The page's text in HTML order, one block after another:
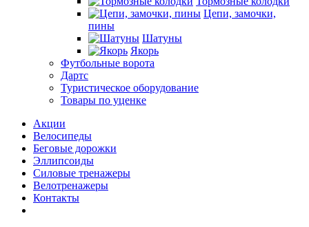
Цепи, замочки,
пины
Шатуны
Якорь
Футбольные ворота
Дартс
Туристическое оборудование
Товары по уценке
Акции
Велосипеды
Беговые дорожки
Эллипсоиды
Силовые тренажеры
Велотренажеры
Контакты